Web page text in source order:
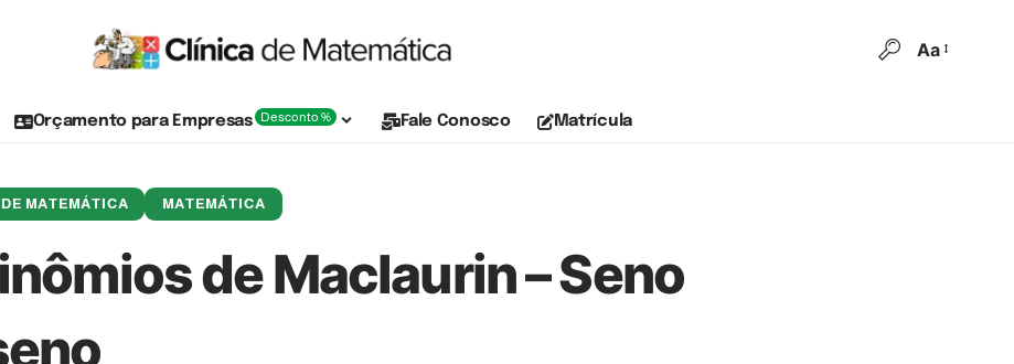
Aa
Orçamento para Empresas Desconto % Fale Conosco Matrícula
MATEMÁTICA MATEMÁTICA
de Maclaurin – Seno